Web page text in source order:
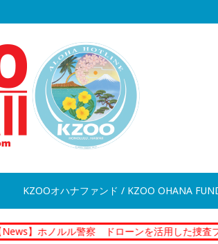
KZOOオハナファンド / KZOO OHANA
警察 ドローンを活用した捜査プログラムの運